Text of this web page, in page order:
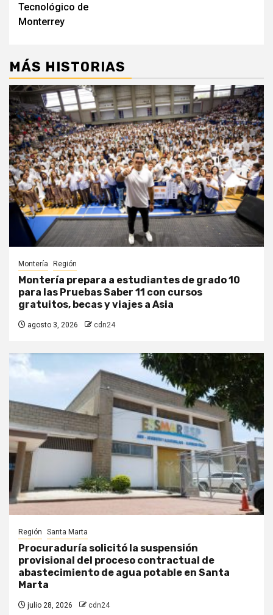
Tecnológico de
Monterrey
MÁS HISTORIAS
Montería Región
Montería prepara a estudiantes de grado 10
para las Pruebas Saber 11 con cursos
gratuitos, becas y viajes a Asia
agosto 3, 2026 cdn24
Región Santa Marta
Procuraduría solicitó la suspensión
provisional del proceso contractual de
abastecimiento de agua potable en Santa
Marta
julio 28, 2026 cdn24